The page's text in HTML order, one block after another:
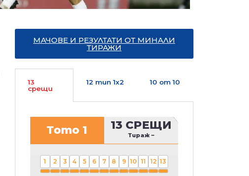
МАЧОВЕ И РЕЗУЛТАТИ ОТ МИНАЛИ
ТИРАЖИ
13
срещи
12 тип 1х2 10 от 10
Тото 1 13 СРЕЩИ
Тираж –
1 2 3 4 5 6 7 8 9 10 11 12 13